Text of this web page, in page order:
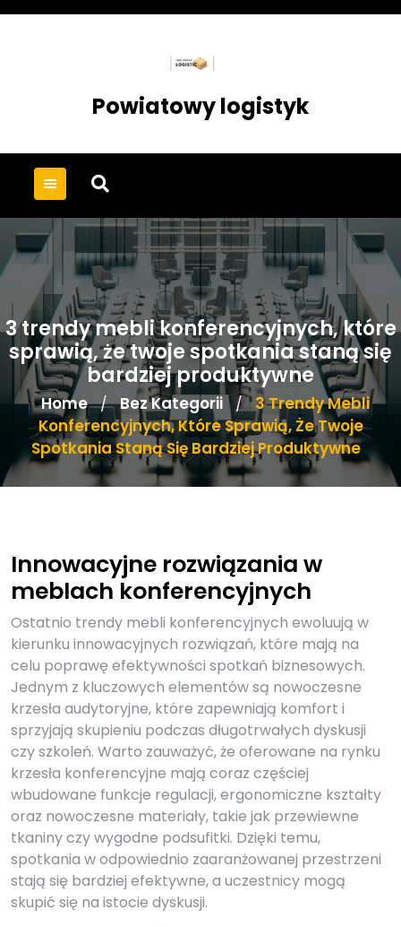
Skip
Powiatowy logistyk
3 trendy mebli konferencyjnych, które
sprawią, że twoje spotkania staną się
bardziej produktywne
Home / Bez Kategorii /
3 Trendy Mebli
Konferencyjnych, Które Sprawią, Że Twoje
Spotkania Staną Się Bardziej Produktywne
Innowacyjne rozwiązania w
meblach konferencyjnych
Ostatnio trendy mebli konferencyjnych ewoluują w
kierunku innowacyjnych rozwiązań, które mają na
celu poprawę efektywności spotkań biznesowych.
Jednym z kluczowych elementów są nowoczesne
krzesła audytoryjne, które zapewniają komfort i
sprzyjają skupieniu podczas długotrwałych dyskusji
czy szkoleń. Warto zauważyć, że oferowane na rynku
krzesła konferencyjne mają coraz częściej
wbudowane funkcje regulacji, ergonomiczne kształty
oraz nowoczesne materiały, takie jak przewiewne
tkaniny czy wygodne podsufitki. Dzięki temu,
spotkania w odpowiednio zaaranżowanej przestrzeni
stają się bardziej efektywne, a uczestnicy mogą
skupić się na istocie dyskusji.